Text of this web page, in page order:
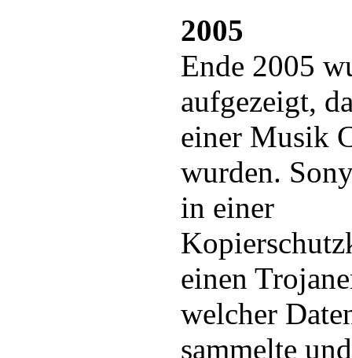
2005
Ende 2005
aufgezeigt,
einer Musik
wurden.
in einer
einen
welcher
sammelte